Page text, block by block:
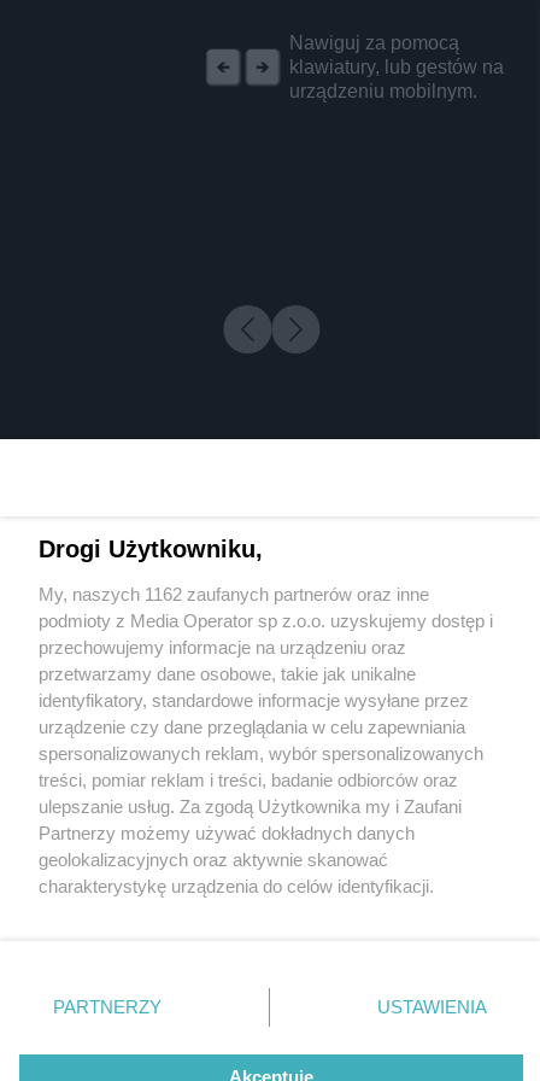
Nawiguj za pomocą
klawiatury, lub gestów na
urządzeniu mobilnym.
22 / 0
Wydawca mediów lokalnych
Nie zapomnij
zapoznać się z:
polityką prywatności regulamin korzystania z portali
Twojemiasto
Piekary Śląskie
Chorzów
Tarnowskie Góry
Gliwice
Skontakuj sięz nami
Kontakt
Wydawca
Redakcja
Drogi Użytkowniku,
My, naszych 1162 zaufanych partnerów oraz inne
podmioty z Media Operator sp z.o.o. uzyskujemy dostęp i
przechowujemy informacje na urządzeniu oraz
przetwarzamy dane osobowe, takie jak unikalne
identyfikatory, standardowe informacje wysyłane przez
urządzenie czy dane przeglądania w celu zapewniania
spersonalizowanych reklam, wybór spersonalizowanych
treści, pomiar reklam i treści, badanie odbiorców oraz
ulepszanie usług. Za zgodą Użytkownika my i Zaufani
Partnerzy możemy używać dokładnych danych
geolokalizacyjnych oraz aktywnie skanować
charakterystykę urządzenia do celów identyfikacji.
zmienić/wycofać klikając przycisk ustawień prywatności
znajdujący się w lewym dolnym rogu strony
rodzaje przetwarzania danych nie wymagają zgody
użytkownika, ale masz prawo sprzeciwić się takiemu
PARTNERZY USTAWIENIA
Akceptuję